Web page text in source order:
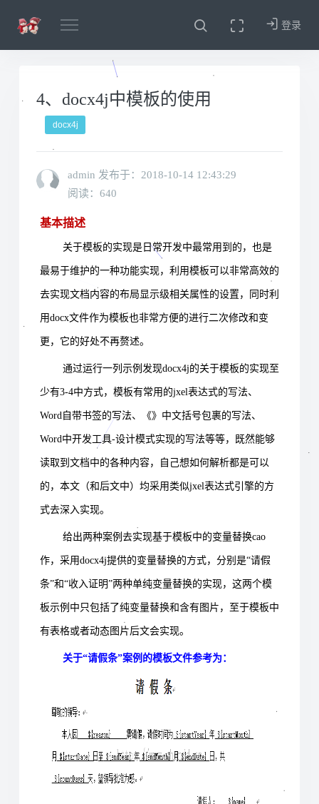
登录
4、docx4j中模板的使用
docx4j
admin 发布于： 2018-10-14 12:43:29
阅读：640
基本描述
关于模板的实现是日常开发中最常用到的，也是
最易于维护的一种功能实现，利用模板可以非常高效的
去实现文档内容的布局显示级相关属性的设置，同时利
用docx文件作为模板也非常方便的进行二次修改和变
更，它的好处不再赘述。
通过运行一列示例发现docx4j的关于模板的实现至
少有3-4中方式，模板有常用的jxel表达式的写法、
Word自带书签的写法、《》中文括号包裹的写法、
Word中开发工具-设计模式实现的写法等等，既然能够
读取到文档中的各种内容，自己想如何解析都是可以
的，本文（和后文中）均采用类似jxel表达式引擎的方
式去深入实现。
给出两种案例去实现基于模板中的变量替换cao
作，采用docx4j提供的变量替换的方式，分别是“请假
条”和“收入证明”两种单纯变量替换的实现，这两个模
板示例中只包括了纯变量替换和含有图片，至于模板中
有表格或者动态图片后文会实现。
关于“请假条”案例的模板文件参考为：